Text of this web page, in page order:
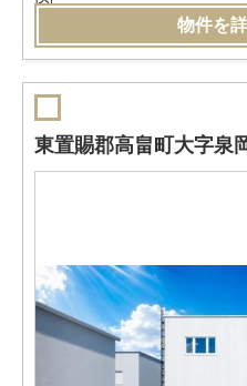
物件を
東置賜郡高畠町大字泉